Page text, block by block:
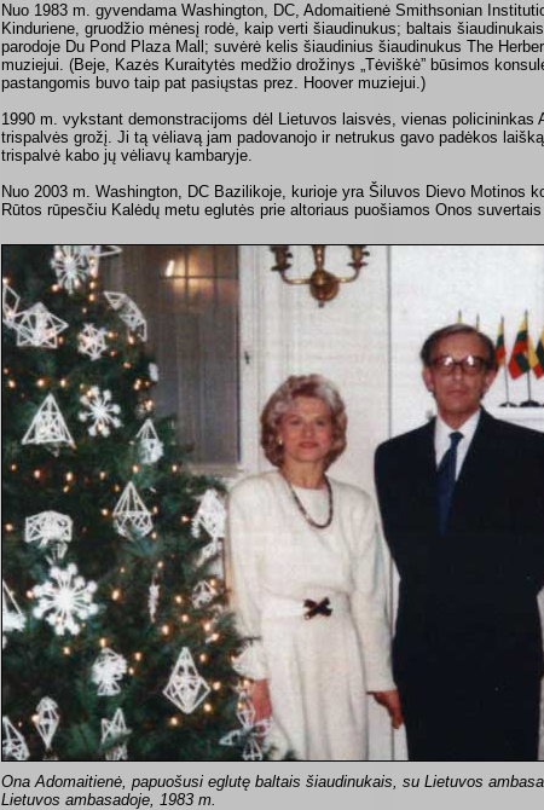
Nuo 1983 m. gyvendama Washington, DC, Adomaitienė Smithsonian
Kinduriene, gruodžio mėnesį rodė, kaip verti šiaudinukus; baltais
parodoje Du Pond Plaza Mall; suvėrė kelis šiaudinius šiaudinukus The
muziejui. (Beje, Kazės Kuraitytės medžio drožinys „Tėviškė” būsimos
pastangomis buvo taip pat pasiųstas prez. Hoover muziejui.)
1990 m. vykstant demonstracijoms dėl Lietuvos laisvės, vienas policininkas
trispalvės grožį. Ji tą vėliavą jam padovanojo ir netrukus gavo padėkos
trispalvė kabo jų vėliavų kambaryje.
Nuo 2003 m. Washington, DC Bazilikoje, kurioje yra Šiluvos Dievo Motinos
Rūtos rūpesčiu Kalėdų metu eglutės prie altoriaus puošiamos Onos
Ona Adomaitienė, papuošusi eglutę baltais šiaudinukais, su Lietuvos
Lietuvos ambasadoje, 1983 m.